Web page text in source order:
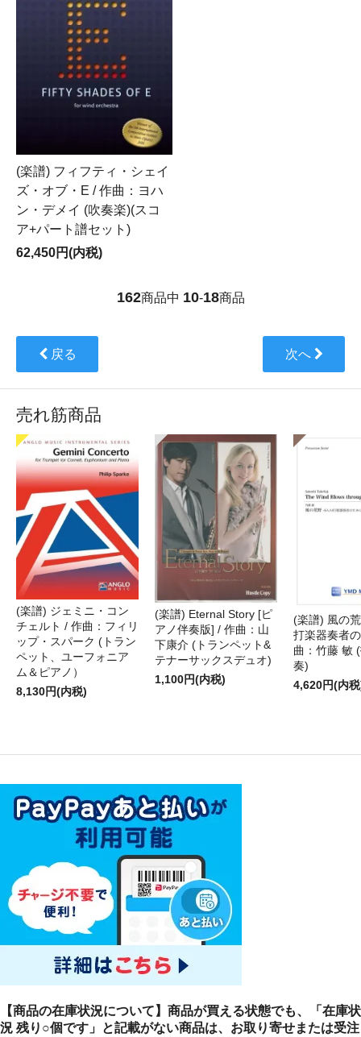
(楽譜) フィフティ・シェイ
ズ・オブ・E / 作曲：ヨハ
ン・デメイ (吹奏楽)(スコ
ア+パート譜セット)
62,450円(内税)
162商品中 10-18商品
戻る 次へ
売れ筋商品
(楽譜) ジェミニ・コン
チェルト / 作曲：フィリ
ップ・スパーク (トラン
ペット、ユーフォニア
ム＆ピアノ）
8,130円(内税)
(楽譜) Eternal Story [ピ
アノ伴奏版] / 作曲：山
下康介 (トランペット&
テナーサックスデュオ)
1,100円(内税)
(楽譜) 風の
打楽器奏者
曲：竹藤 敏
奏)
4,620円(内
【商品の在庫状況について】商品が買える状態でも、「在庫状
況 残り○個です」と記載がない商品は、お取り寄せまたは受注